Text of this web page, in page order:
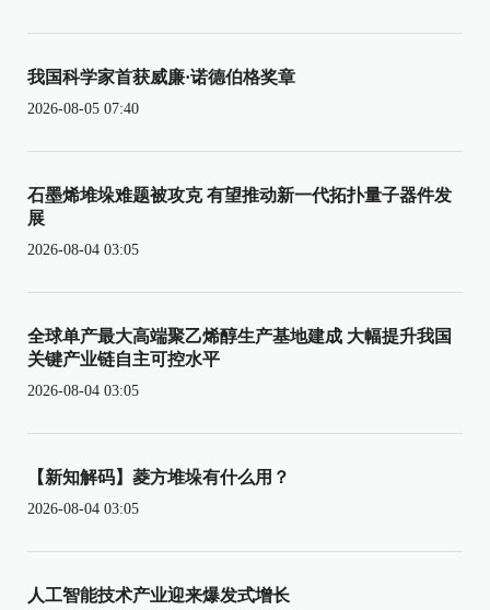
我国科学家首获威廉·诺德伯格奖章
2026-08-05 07:40
石墨烯堆垛难题被攻克 有望推动新一代拓扑量子器件发
展
2026-08-04 03:05
全球单产最大高端聚乙烯醇生产基地建成 大幅提升我国
关键产业链自主可控水平
2026-08-04 03:05
【新知解码】菱方堆垛有什么用？
2026-08-04 03:05
人工智能技术产业迎来爆发式增长